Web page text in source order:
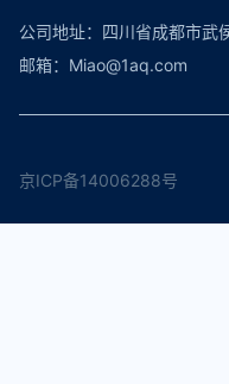
公司地址：四川省成都市武
邮箱：Miao@1aq.com
京ICP备14006288号